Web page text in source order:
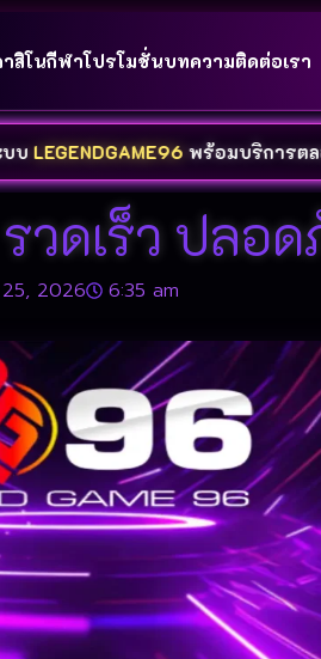
สิโนกีฬาโปรโมชั่นบทความติดต่อเรา
พร้อมบริการตลอด24ชั่วโ
วดเร็ว ปลอ
2026 6:35 am